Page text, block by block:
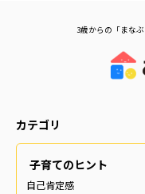
3歳からの「まな
カテゴリ
子育てのヒント
自己肯定感